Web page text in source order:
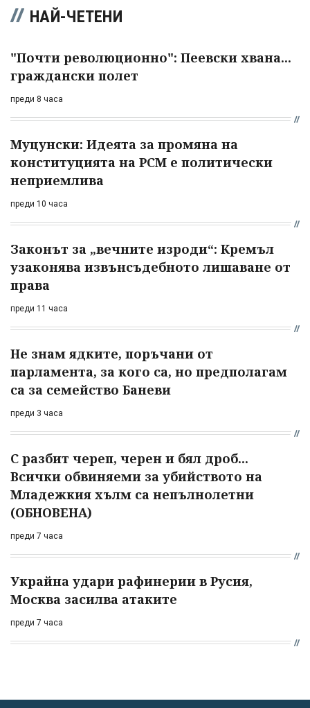
НАЙ-ЧЕТЕНИ
"Почти революционно": Пеевски хвана...
граждански полет
преди 8 часа
Муцунски: Идеята за промяна на
конституцията на РСМ е политически
неприемлива
преди 10 часа
Законът за „вечните изроди“: Кремъл
узаконява извънсъдебното лишаване от
права
преди 11 часа
Не знам ядките, поръчани от
парламента, за кого са, но предполагам
са за семейство Баневи
преди 3 часа
С разбит череп, черен и бял дроб...
Всички обвиняеми за убийството на
Младежкия хълм са непълнолетни
(ОБНОВЕНА)
преди 7 часа
Украйна удари рафинерии в Русия,
Москва засилва атаките
преди 7 часа